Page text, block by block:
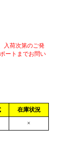
入荷次第のご発
ートまでお問い
在庫状況
×